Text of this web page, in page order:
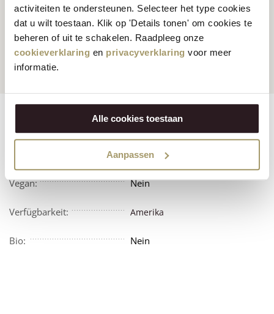
activiteiten te ondersteunen. Selecteer het type cookies
dat u wilt toestaan. Klik op 'Details tonen' om cookies te
beheren of uit te schakelen. Raadpleeg onze
cookieverklaring en privacyverklaring voor meer
informatie.
Alle cookies toestaan
Aanpassen
durchschnittlich
bewertet mit 9.5
Globale Sendungen
Reviews
Nein
Vegan: Nein
Verfügbarkeit: Amerika
Bio: Nein